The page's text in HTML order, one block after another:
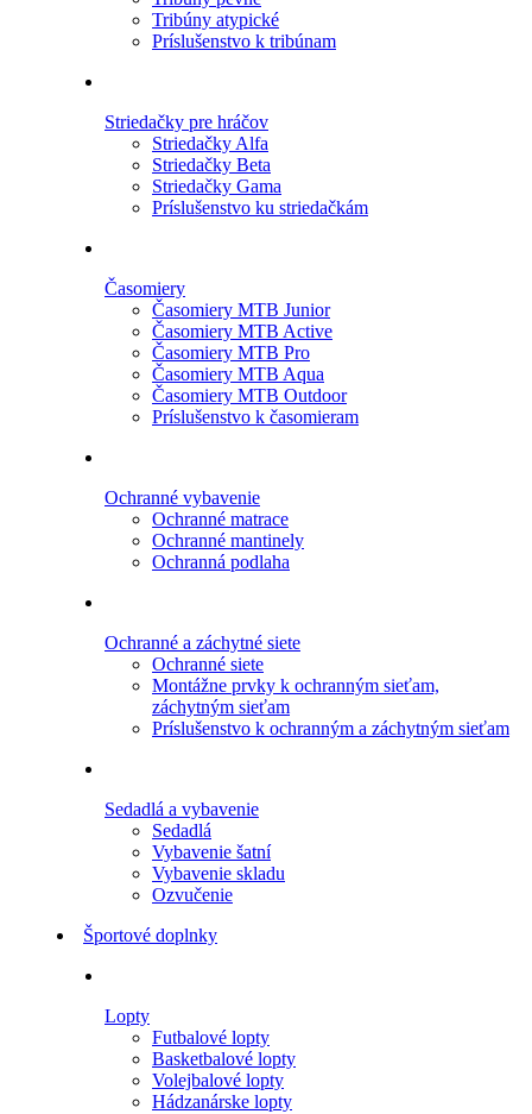
Tribúny atypické
Príslušenstvo k tribúnam
Striedačky pre hráčov
Striedačky Alfa
Striedačky Beta
Striedačky Gama
Príslušenstvo ku striedačkám
Časomiery
Časomiery MTB Junior
Časomiery MTB Active
Časomiery MTB Pro
Časomiery MTB Aqua
Časomiery MTB Outdoor
Príslušenstvo k časomieram
Ochranné vybavenie
Ochranné matrace
Ochranné mantinely
Ochranná podlaha
Ochranné a záchytné siete
Ochranné siete
Montážne prvky k ochranným sieťam,
záchytným sieťam
Príslušenstvo k ochranným a záchytným sieťam
Sedadlá a vybavenie
Sedadlá
Vybavenie šatní
Vybavenie skladu
Ozvučenie
Športové doplnky
Lopty
Futbalové lopty
Basketbalové lopty
Volejbalové lopty
Hádzanárske lopty